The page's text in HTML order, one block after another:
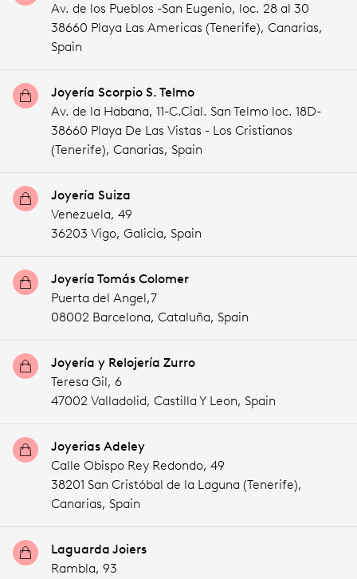
Av. de los Pueblos -San Eugenio, loc. 28 al 30
38660 Playa Las Americas (Tenerife), Canarias,
Spain
Joyería Scorpio S. Telmo
Av. de la Habana, 11-C.Cial. San Telmo loc. 18D-
38660 Playa De Las Vistas - Los Cristianos
(Tenerife), Canarias, Spain
Joyería Suiza
Venezuela, 49
36203 Vigo, Galicia, Spain
Joyería Tomás Colomer
Puerta del Angel,7
08002 Barcelona, Cataluña, Spain
Joyería y Relojería Zurro
Teresa Gil, 6
47002 Valladolid, Castilla Y Leon, Spain
Joyerias Adeley
Calle Obispo Rey Redondo, 49
38201 San Cristóbal de la Laguna (Tenerife),
Canarias, Spain
Laguarda Joiers
Rambla, 93